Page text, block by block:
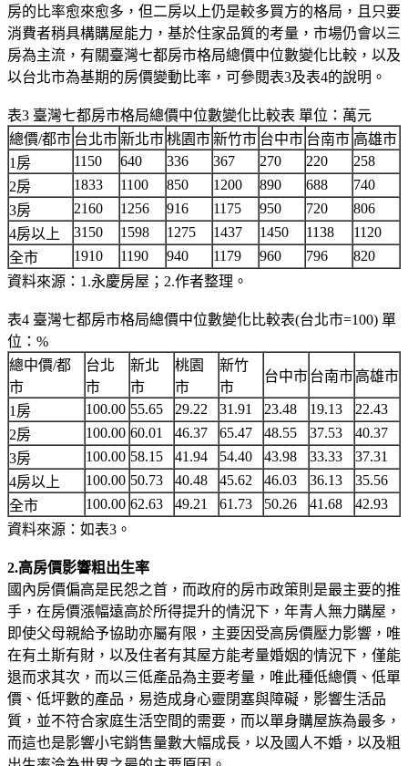
房的比率愈來愈多，但二房以上仍是較多買方的格局，且只要
消費者稍具構購屋能力，基於住家品質的考量，市場仍會以三
房為主流，有關臺灣七都房市格局總價中位數變化比較，以及
以台北市為基期的房價變動比率，可參閱表3及表4的說明。
表3 臺灣七都房市格局總價中位數變化比較表 單位：萬元
總價/都市 台北市新北市桃園市新竹市 台中市 台南市 高雄市
1房
1150 640 336 367 270 220
258
2房
1833 1100 850 1200 890 688
740
3房
2160 1256 916 1175 950 720
806
4房以上
3150 1598 1275 1437 1450 1138
1120
全市
1910 1190 940 1179 960 796
820
資料來源：1.永慶房屋；2.作者整理。
表4 臺灣七都房市格局總價中位數變化比較表(台北市=100) 單
位：%
總中價/都
市
台北
市
新北
市
桃園
市
新竹
市
台中市台南市高雄市
1房 100.00 55.65 29.22 31.91 23.48 19.13
22.43
2房
100.00 60.01 46.37 65.47 48.55 37.53
40.37
3房
100.00 58.15 41.94 54.40 43.98 33.33
37.31
4房以上
100.00 50.73 40.48 45.62 46.03 36.13
35.56
全市
100.00 62.63 49.21 61.73 50.26 41.68
42.93
資料來源：如表3。
2.高房價影響粗出生率
國內房價偏高是民怨之首，而政府的房市政策則是最主要的推
手，在房價漲幅遠高於所得提升的情況下，年青人無力購屋，
即使父母親給予協助亦屬有限，主要因受高房價壓力影響，唯
在有土斯有財，以及住者有其屋方能考量婚姻的情況下，僅能
退而求其次，而以三低產品為主要考量，唯此種低總價、低單
價、低坪數的產品，易造成身心靈閉塞與障礙，影響生活品
質，並不符合家庭生活空間的需要，而以單身購屋族為最多，
而這也是影響小宅銷售量數大幅成長，以及國人不婚，以及粗